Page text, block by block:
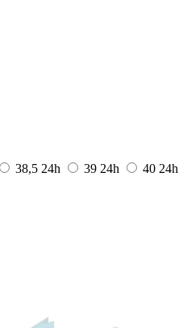
38,5 24h 39 24h 40 24h